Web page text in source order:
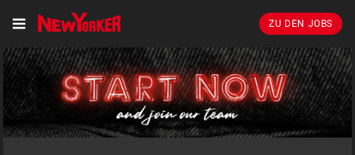
ZU DEN JOBS